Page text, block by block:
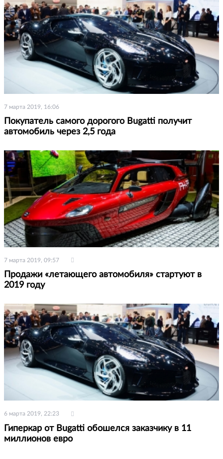
7 марта 2019, 16:06
Покупатель самого дорогого Bugatti получит
автомобиль через 2,5 года
7 марта 2019, 09:57
Продажи «летающего автомобиля» стартуют в
2019 году
6 марта 2019, 22:23
Гиперкар от Bugatti обошелся заказчику в 11
миллионов евро